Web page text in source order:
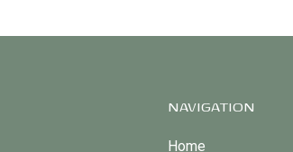
NAVIGATION
Home